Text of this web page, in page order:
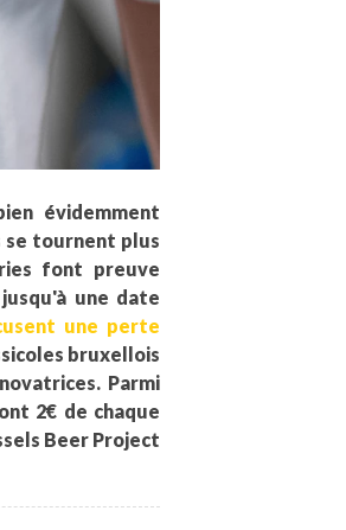
évidemment
se tournent plus
font preuve
une date
une perte
bruxellois
Parmi
2€ de chaque
Beer Project